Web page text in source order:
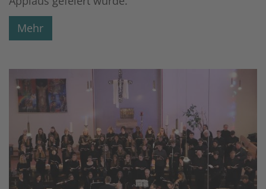
Mehr